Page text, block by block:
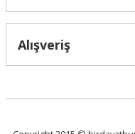
Alışveriş